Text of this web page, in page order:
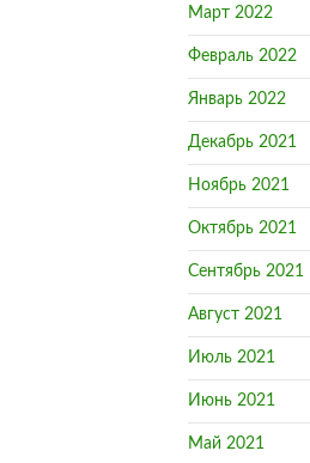
Март 2022
Февраль 2022
Январь 2022
Декабрь 2021
Ноябрь 2021
Октябрь 2021
Сентябрь 2021
Август 2021
Июль 2021
Июнь 2021
Май 2021